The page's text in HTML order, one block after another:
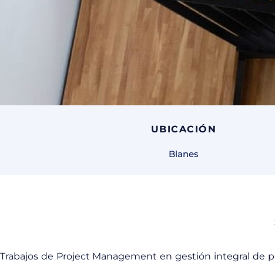
UBICACIÓN
Blanes
Trabajos de Project Management en gestión integral de